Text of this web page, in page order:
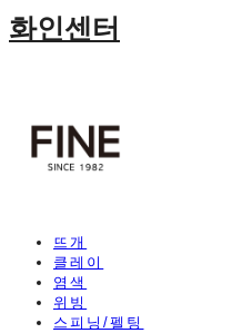
화인센터
뜨개
클레이
염색
위빙
스피닝/펠팅